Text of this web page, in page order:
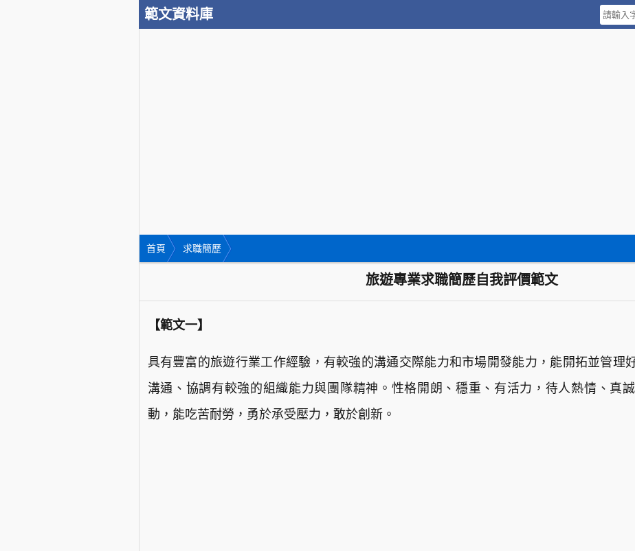
範文資料庫
首頁 求職簡歷
旅遊專業求職簡歷自我評價範文
【範文一】
具有豐富的旅遊行業工作經驗，有較強的溝通交際能力和市場開發能力，能開拓並管理
溝通、協調有較強的組織能力與團隊精神。性格開朗、穩重、有活力，待人熱情、真
動，能吃苦耐勞，勇於承受壓力，敢於創新。